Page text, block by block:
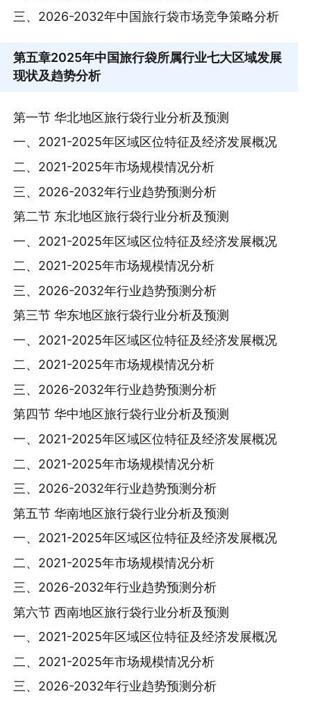
三、2026-2032年中国旅行袋市场竞争策略分析
第五章2025年中国旅行袋所属行业七大区域发展
现状及趋势分析
第一节 华北地区旅行袋行业分析及预测
一、2021-2025年区域区位特征及经济发展概况
二、2021-2025年市场规模情况分析
三、2026-2032年行业趋势预测分析
第二节 东北地区旅行袋行业分析及预测
一、2021-2025年区域区位特征及经济发展概况
二、2021-2025年市场规模情况分析
三、2026-2032年行业趋势预测分析
第三节 华东地区旅行袋行业分析及预测
一、2021-2025年区域区位特征及经济发展概况
二、2021-2025年市场规模情况分析
三、2026-2032年行业趋势预测分析
第四节 华中地区旅行袋行业分析及预测
一、2021-2025年区域区位特征及经济发展概况
二、2021-2025年市场规模情况分析
三、2026-2032年行业趋势预测分析
第五节 华南地区旅行袋行业分析及预测
一、2021-2025年区域区位特征及经济发展概况
二、2021-2025年市场规模情况分析
三、2026-2032年行业趋势预测分析
第六节 西南地区旅行袋行业分析及预测
一、2021-2025年区域区位特征及经济发展概况
二、2021-2025年市场规模情况分析
三、2026-2032年行业趋势预测分析